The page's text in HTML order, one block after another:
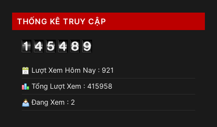
THỐNG KÊ TRUY CẬP
Lượt Xem Hôm Nay : 921
Tổng Lượt Xem : 415958
Đang Xem : 2